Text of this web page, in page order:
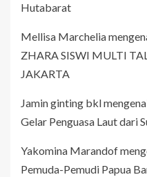
Hutabarat
Mellisa Marchelia
ZHARA SISWI MULTI
JAKARTA
Jamin ginting bkl
Gelar Penguasa Laut dari
Yakomina Marandof
Pemuda-Pemudi Papua